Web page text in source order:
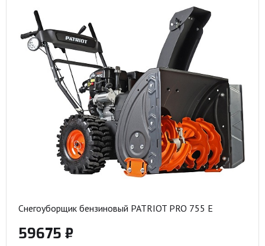
Снегоуборщик бензиновый PATRIOT PRO 755 E
59675 ₽